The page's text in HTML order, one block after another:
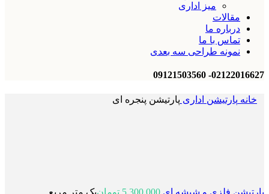
میز اداری
مقالات
درباره ما
تماس با ما
نمونه طراحی سه بعدی
02122016627- 09121503560
خانه پارتیشن اداری پارتیشن پنجره ای
پارتیشن فلزی و شیشه ای 5,300,000 تومانیک متر مربع